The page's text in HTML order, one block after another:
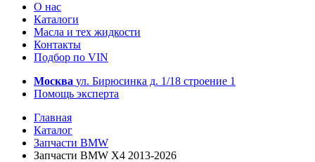
О нас
Каталоги
Масла и тех жидкости
Контакты
Подбор по VIN
Москва ул. Бирюсинка д. 1/18 строение 1
Помощь эксперта
Главная
Каталог
Запчасти BMW
Запчасти BMW X4 2013-2026